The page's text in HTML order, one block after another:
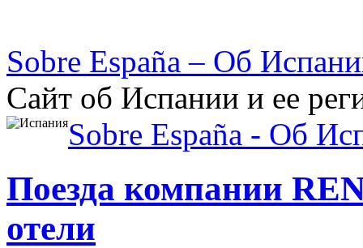
Sobre España – Об
Сайт об Испании и ее
Sobre España - Об
Поезда компании
отели